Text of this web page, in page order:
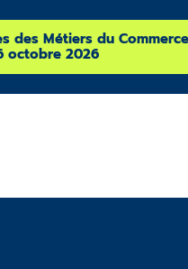
des Métiers du Commerce
octobre 2026